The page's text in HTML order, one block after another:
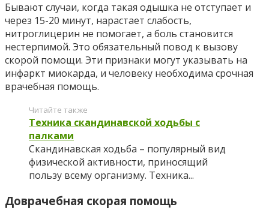
Бывают случаи, когда такая одышка не отступает и
через 15-20 минут, нарастает слабость,
нитроглицерин не помогает, а боль становится
нестерпимой. Это обязательный повод к вызову
скорой помощи. Эти признаки могут указывать на
инфаркт миокарда, и человеку необходима срочная
врачебная помощь.
Читайте также
Техника скандинавской ходьбы с
палками
Скандинавская ходьба – популярный вид
физической активности, приносящий
пользу всему организму. Техника...
Доврачебная скорая помощь